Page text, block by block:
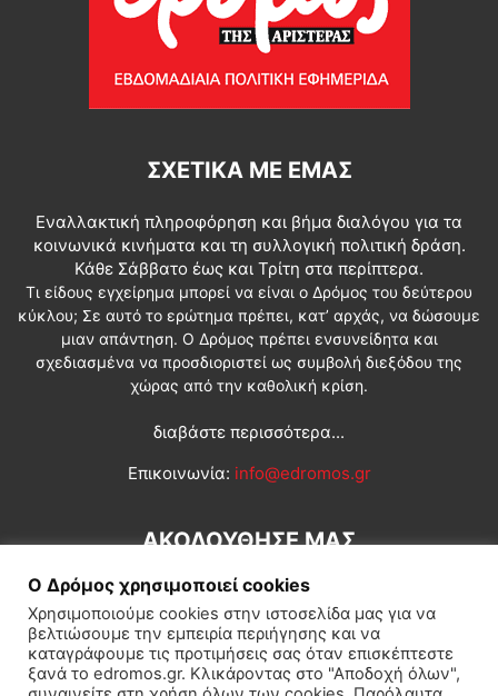
ΣΧΕΤΙΚΆ ΜΕ ΕΜΆΣ
Εναλλακτική πληροφόρηση και βήμα διαλόγου για τα
κοινωνικά κινήματα και τη συλλογική πολιτική δράση.
Κάθε Σάββατο έως και Τρίτη στα περίπτερα.
Τι είδους εγχείρημα μπορεί να είναι ο Δρόμος του δεύτερου
κύκλου; Σε αυτό το ερώτημα πρέπει, κατ’ αρχάς, να δώσουμε
μιαν απάντηση. Ο Δρόμος πρέπει ενσυνείδητα και
σχεδιασμένα να προσδιοριστεί ως συμβολή διεξόδου της
χώρας από την καθολική κρίση.
διαβάστε περισσότερα...
Επικοινωνία: info@edromos.gr
ΑΚΟΛΟΥΘΗΣΕ ΜΑΣ
Ο Δρόμος χρησιμοποιεί cookies
Χρησιμοποιούμε cookies στην ιστοσελίδα μας για να
βελτιώσουμε την εμπειρία περιήγησης και να
καταγράφουμε τις προτιμήσεις σας όταν επισκέπτεστε
ξανά το edromos.gr. Κλικάροντας στο "Αποδοχή όλων",